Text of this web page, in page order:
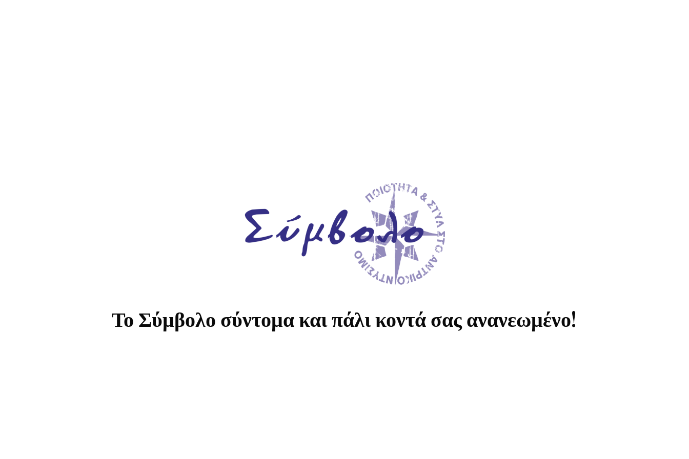
Το Σύμβολο σύντομα και πάλι κοντά σας ανανεωμένο!